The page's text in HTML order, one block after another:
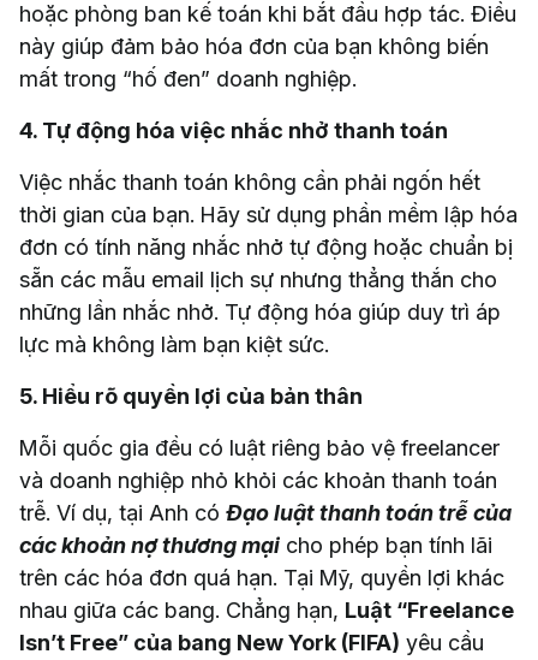
hoặc phòng ban kế toán khi bắt đầu hợp tác. Điều
này giúp đảm bảo hóa đơn của bạn không biến
mất trong “hố đen” doanh nghiệp.
4. Tự động hóa việc nhắc nhở thanh toán
Việc nhắc thanh toán không cần phải ngốn hết
thời gian của bạn. Hãy sử dụng phần mềm lập hóa
đơn có tính năng nhắc nhở tự động hoặc chuẩn bị
sẵn các mẫu email lịch sự nhưng thẳng thắn cho
những lần nhắc nhở. Tự động hóa giúp duy trì áp
lực mà không làm bạn kiệt sức.
5. Hiểu rõ quyền lợi của bản thân
Mỗi quốc gia đều có luật riêng bảo vệ freelancer
và doanh nghiệp nhỏ khỏi các khoản thanh toán
trễ. Ví dụ, tại Anh có Đạo luật thanh toán trễ của
các khoản nợ thương mại cho phép bạn tính lãi
trên các hóa đơn quá hạn. Tại Mỹ, quyền lợi khác
nhau giữa các bang. Chẳng hạn, Luật “Freelance
Isn’t Free” của bang New York (FIFA) yêu cầu